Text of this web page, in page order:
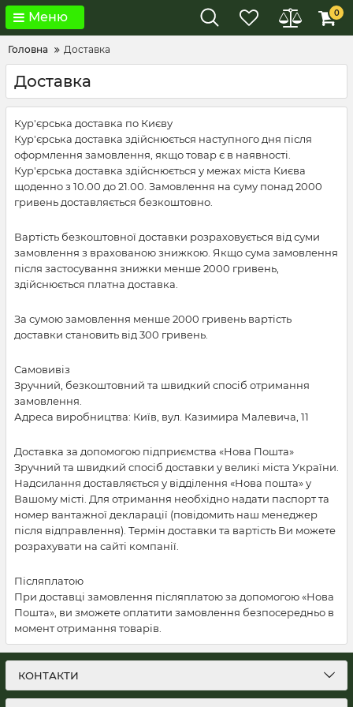
Меню 0
Головна Доставка
Доставка
Кур'єрська доставка по Києву
Кур'єрська доставка здійснюється наступного дня після
оформлення замовлення, якщо товар є в наявності.
Кур'єрська доставка здійснюється у межах міста Києва
щоденно з 10.00 до 21.00. Замовлення на суму понад 2000
гривень доставляється безкоштовно.
Вартість безкоштовної доставки розраховується від суми
замовлення з врахованою знижкою. Якщо сума замовлення
після застосування знижки менше 2000 гривень,
здійснюється платна доставка.
За сумою замовлення менше 2000 гривень вартість
доставки становить від 300 гривень.
Самовивіз
Зручний, безкоштовний та швидкий спосіб отримання
замовлення.
Адреса виробництва: Київ, вул. Казимира Малевича, 11
Доставка за допомогою підприємства «Нова Пошта»
Зручний та швидкий спосіб доставки у великі міста України.
Надсилання доставляється у відділення «Нова пошта» у
Вашому місті. Для отримання необхідно надати паспорт та
номер вантажної декларації (повідомить наш менеджер
після відправлення). Термін доставки та вартість Ви можете
розрахувати на сайті компанії.
Післяплатою
При доставці замовлення післяплатою за допомогою «Нова
Пошта», ви зможете оплатити замовлення безпосередньо в
момент отримання товарів.
КОНТАКТИ